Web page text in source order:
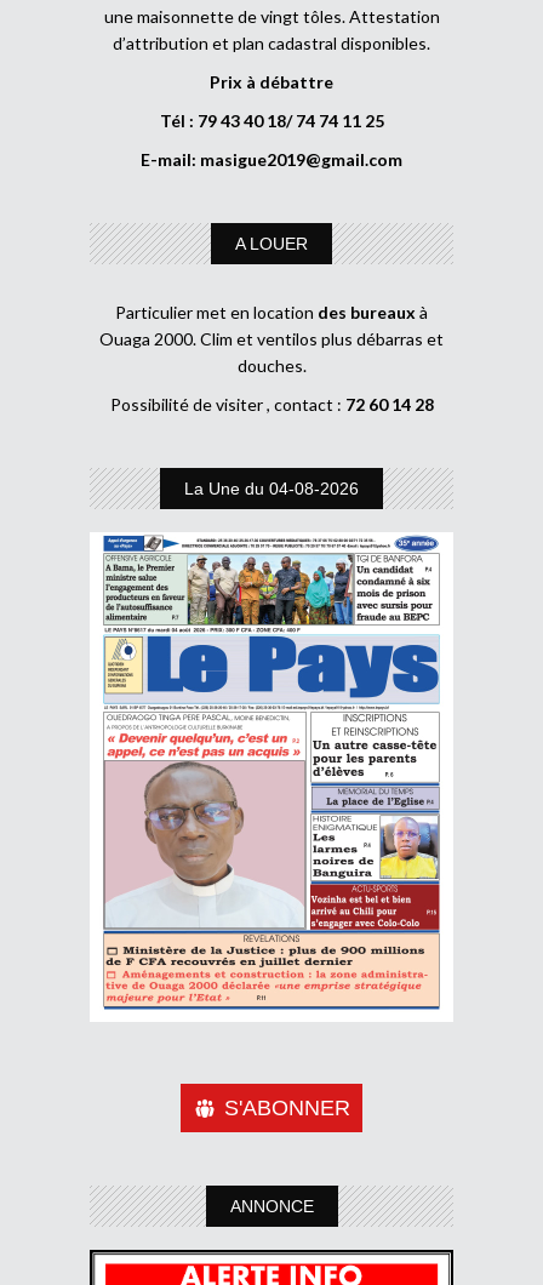
une maisonnette de vingt tôles. Attestation
d’attribution et plan cadastral disponibles.
Prix à débattre
Tél : 79 43 40 18/ 74 74 11 25
E-mail: masigue2019@gmail.com
A LOUER
Particulier met en location des bureaux à
Ouaga 2000. Clim et ventilos plus débarras et
douches.
Possibilité de visiter , contact : 72 60 14 28
La Une du 04-08-2026
S'ABONNER
ANNONCE